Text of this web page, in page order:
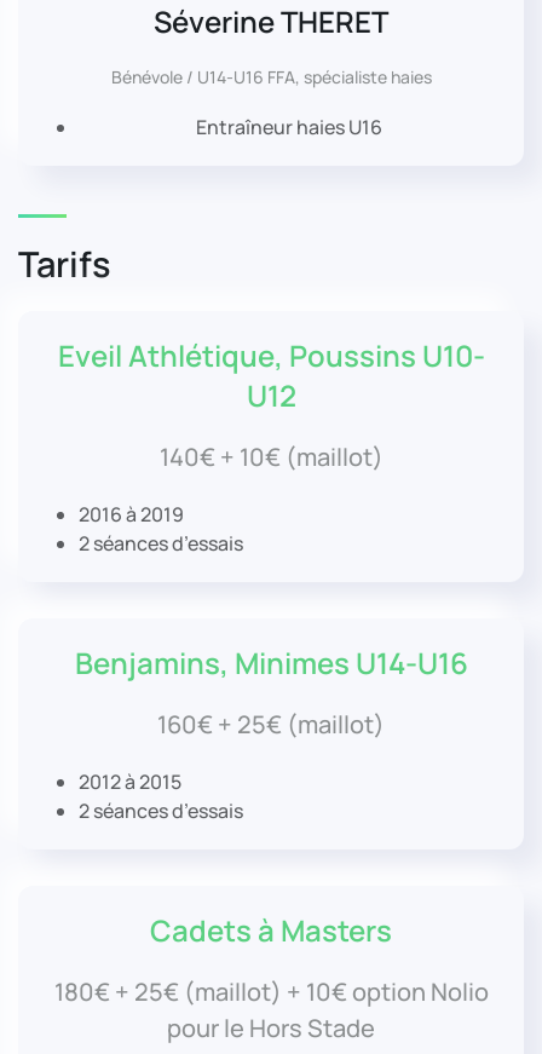
Séverine THERET
Bénévole / U14-U16 FFA, spécialiste haies
Entraîneur haies U16
Tarifs
Eveil Athlétique, Poussins U10-
U12
140€ + 10€ (maillot)
2016 à 2019
2 séances d’essais
Benjamins, Minimes U14-U16
160€ + 25€ (maillot)
2012 à 2015
2 séances d’essais
Cadets à Masters
180€ + 25€ (maillot) + 10€ option Nolio
pour le Hors Stade